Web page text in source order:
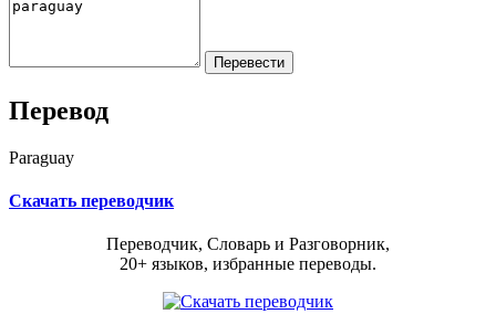
Перевод
Paraguay
Скачать переводчик
Переводчик, Словарь и Разговорник,
20+ языков, избранные переводы.